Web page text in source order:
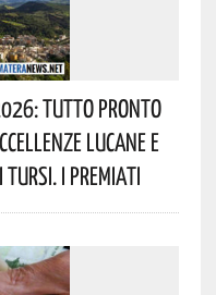
Tutto Pronto
Lucane E
I Premiati